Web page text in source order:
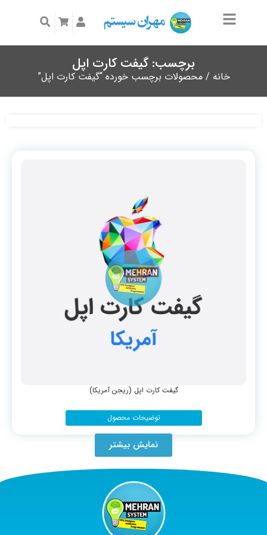
برچسب: گیفت کارت اپل
خانه / محصولات برچسب خورده “گیفت کارت اپل”
گیفت کارت اپل (ریجن آمریکا)
توضیحات محصول
نمایش بیشتر